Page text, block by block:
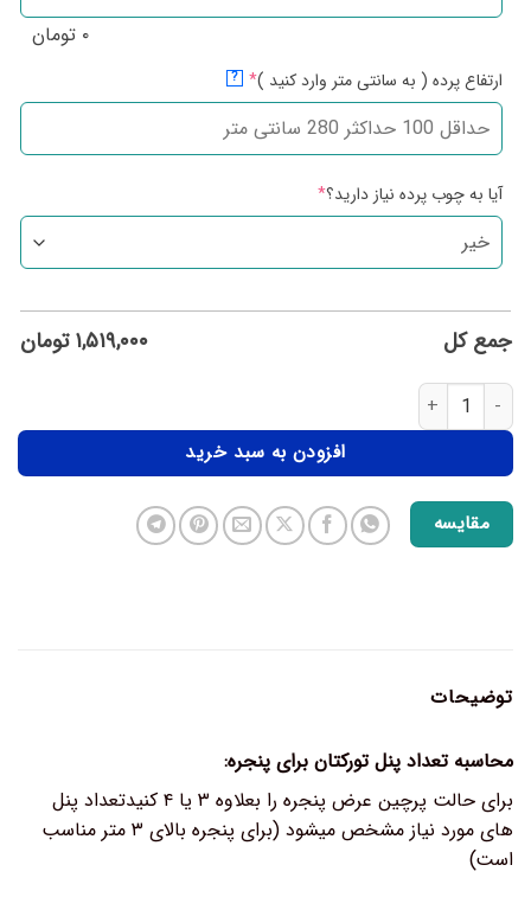
۰ تومان
ارتفاع پرده ( به سانتی متر وارد کنید )*
?
آیا به چوب پرده نیاز دارید؟*
جمع کل ۱,۵۱۹,۰۰۰ تومان
افزودن به سبد خرید
مقایسه
توضیحات
محاسبه تعداد پنل تورکتان برای پنجره:
برای حالت پرچین عرض پنجره را بعلاوه ۳ یا ۴ کنیدتعداد پنل
های مورد نیاز مشخص میشود (برای پنجره بالای ۳ متر مناسب
است)